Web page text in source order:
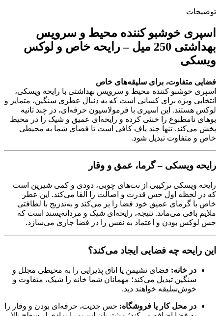
توضیحات
اسپری خوشبو کننده محیط و سرویس
بهداشتی 250 میل – رایحه خاص و لوکس
ویسکی
فضایی متفاوت، برای سلیقه‌های خاص
اسپری خوشبو کننده محیط و سرویس بهداشتی با رایحه ویسکی،
انتخابی ویژه برای کسانی است که به دنبال عطری سنگین، متمایز و
لوکس هستند. این اسپری با فرمولاسیون حرفه‌ای، در چند ثانیه
بوهای نامطبوع را خنثی کرده و رایحه‌ای عمیق و شیک را در محیط
پخش می‌کند. تنها چند پاف کافی است تا فضای شما به محیطی
خاص و متفاوت تبدیل شود.
رایحه ویسکی – گرما، عمق و وقار
رایحه ویسکی ترکیبی از نت‌های چوبی، دودی و کمی شیرین است
که در لحظه اول حس قدرت و اصالت را القا می‌کند. این عطر
خاص با گرمای عمیق خود فضا را پر می‌کند و به‌تدریج با لطافتی
ملایم باقی می‌ماند. نتیجه، رایحه‌ای شیک و مردانه‌پسند است که
حس لوکس بودن و اعتماد به نفس را در فضا جاری می‌سازد.
این رایحه چه فضایی ایجاد می‌کند؟
در خانه: فضای نشیمن یا اتاق پذیرایی را به محیطی مجلل و
سنگین تبدیل می‌کند؛ مهمانان شما خانه را شیک، متفاوت و
خوش‌سلیقه خواهند دید.
در محل کار یا فروشگاه: حس جدیت، حرفه‌ای بودن و وقار را